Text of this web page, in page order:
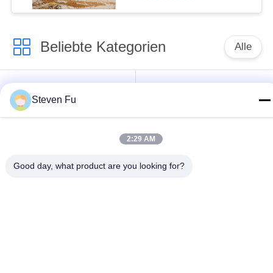
Beliebte Kategorien Alle
Stahlkonstruktion
Lager
Vorfabrizierte
Steven Fu
2:29 AM
Good day, what product are you looking for?